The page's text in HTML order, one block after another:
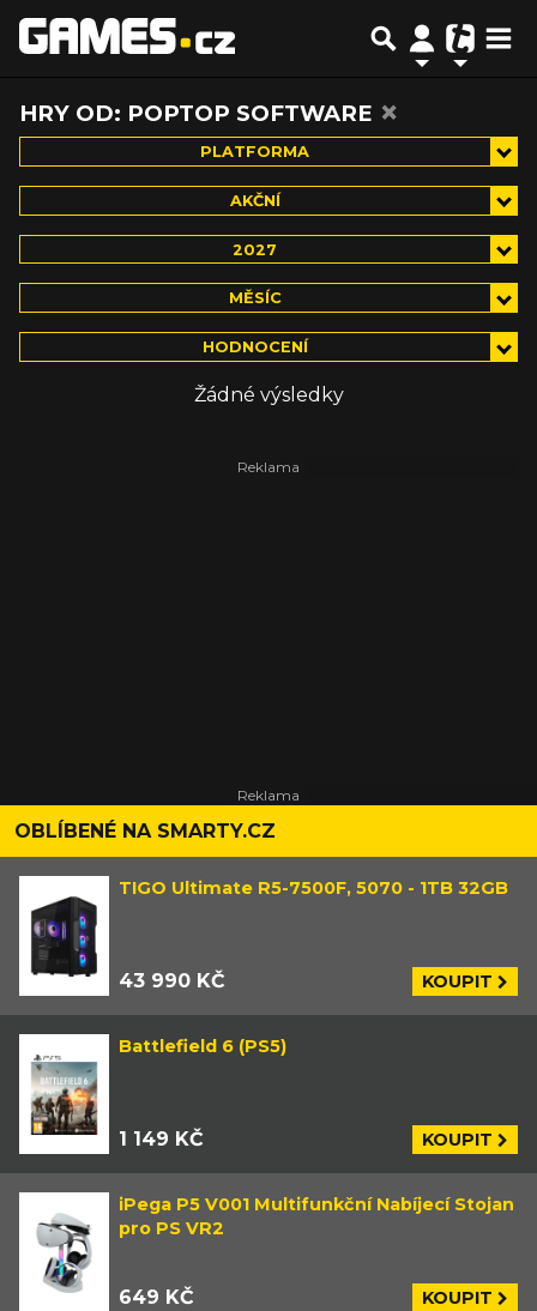
HRY OD: POPTOP SOFTWARE ×
PLATFORMA
AKČNÍ
2027
MĚSÍC
HODNOCENÍ
Žádné výsledky
OBLÍBENÉ NA SMARTY.CZ
TIGO Ultimate R5-7500F, 5070 - 1TB 32GB
43 990 KČ KOUPIT
Battlefield 6 (PS5)
1 149 KČ KOUPIT
iPega P5 V001 Multifunkční Nabíjecí Stojan
pro PS VR2
649 KČ KOUPIT